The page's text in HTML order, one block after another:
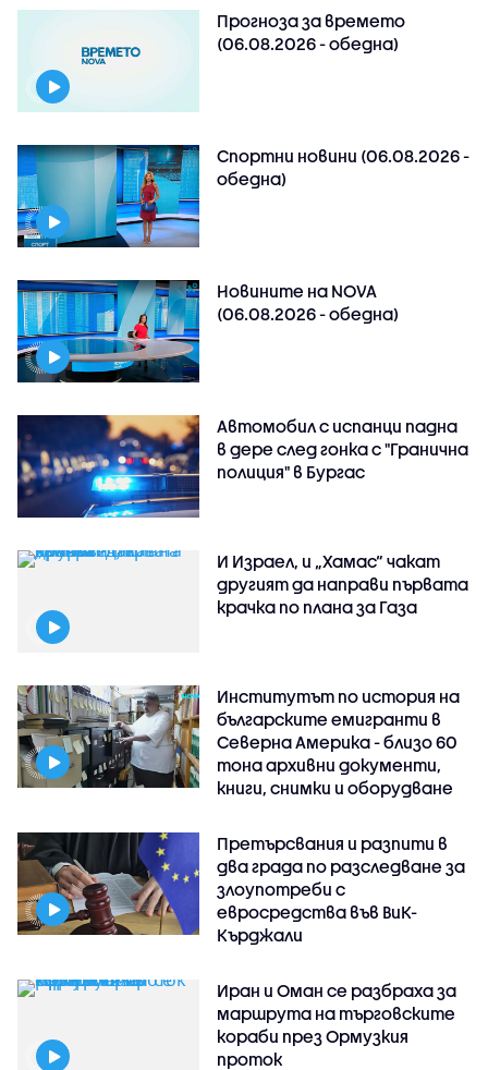
Прогноза за времето
(06.08.2026 - обедна)
Спортни новини (06.08.2026 -
обедна)
Новините на NOVA
(06.08.2026 - обедна)
Автомобил с испанци падна
в дере след гонка с "Гранична
полиция" в Бургас
И Израел, и „Хамас“ чакат
другият да направи първата
крачка по плана за Газа
Институтът по история на
българските емигранти в
Северна Америка - близо 60
тона архивни документи,
книги, снимки и оборудване
Претърсвания и разпити в
два града по разследване за
злоупотреби с
евросредства във ВиК-
Кърджали
Иран и Оман се разбраха за
маршрута на търговските
кораби през Ормузкия
проток